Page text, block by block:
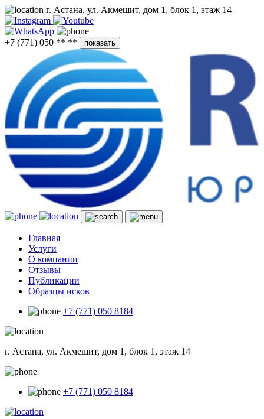
г. Астана, ул. Акмешит, дом 1, блок 1, этаж 14
+7 (771) 050 ** ** показать
Главная
Услуги
О компании
Отзывы
Публикации
Образцы исков
+7 (771) 050 8184
г. Астана, ул. Акмешит, дом 1, блок 1, этаж 14
+7 (771) 050 8184